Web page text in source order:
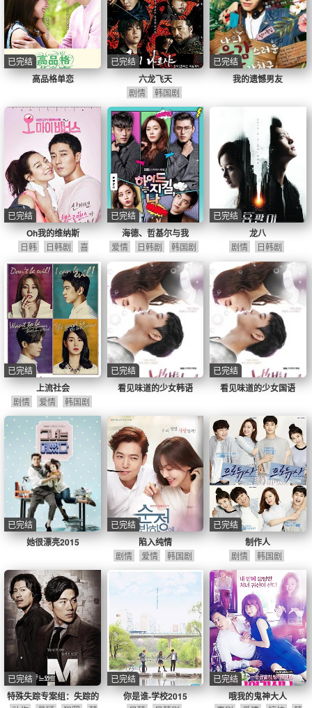
高品格单恋
已完结
六龙飞天
已完结
剧情 韩国剧
我的遗憾男友
已完结
Oh我的维纳斯
已完结
日韩 日韩剧
喜
剧
爱情 韩国剧
海德、哲基尔与我
已完结
爱情 日韩剧 韩国剧
龙八
已完结
剧情 日韩剧
上流社会
已完结
剧情 爱情 韩国剧
看见味道的少女韩语
已完结
看见味道的少女国语
已完结
她很漂亮2015
已完结
陷入纯情
已完结
剧情 爱情 韩国剧
制作人
已完结
剧情 韩国剧
特殊失踪专案组：失踪的
已完结
你是谁-学校2015
已完结
哦我的鬼神大人
已完结